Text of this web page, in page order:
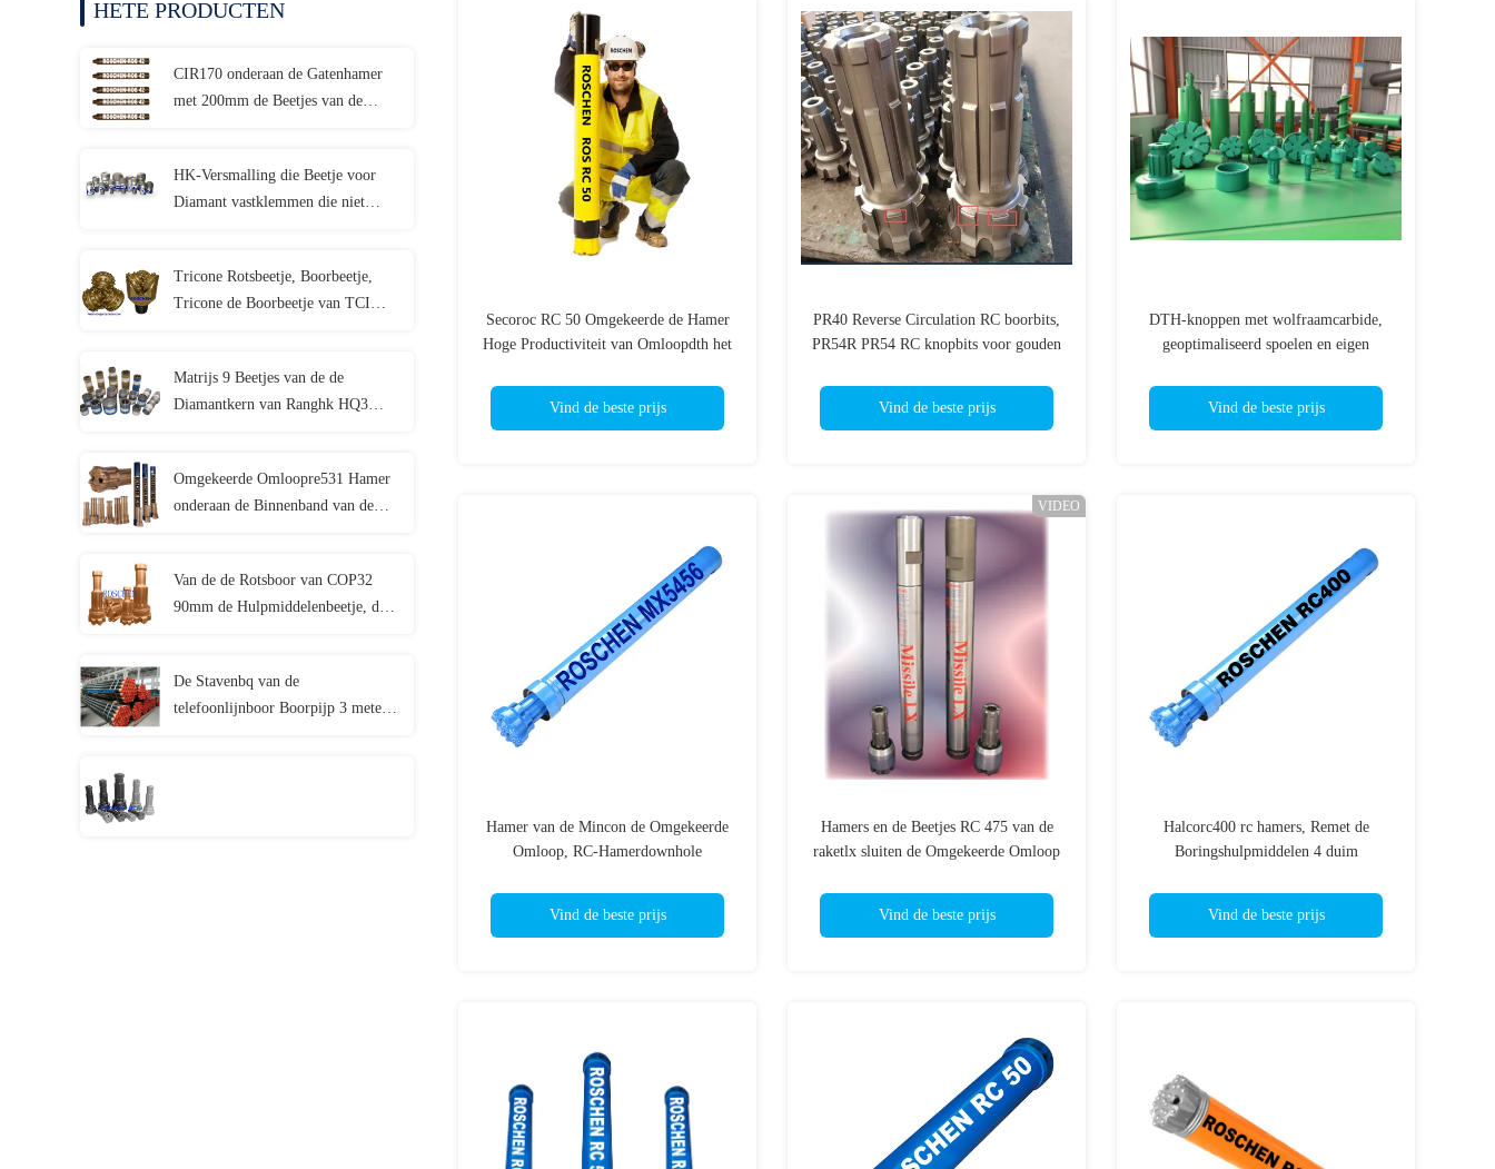
HETE PRODUCTEN
CIR170 onderaan de Gatenhamer
met 200mm de Beetjes van de
HK-Versmalling die Beetje voor
Diamant vastklemmen die niet
Tricone Rotsbeetje, Boorbeetje,
Tricone de Boorbeetje van TCI
Matrijs 9 Beetjes van de de
Diamantkern van Ranghk HQ3
Omgekeerde Omloopre531 Hamer
onderaan de Binnenband van de
Van de de Rotsboor van COP32
90mm de Hulpmiddelenbeetje, de
De Stavenbq van de
telefoonlijnboor Boorpijp 3 meters
Secoroc RC 50 Omgekeerde de Hamer
Hoge Productiviteit van Omloopdth het
Vind de beste prijs
PR40 Reverse Circulation RC boorbits,
PR54R PR54 RC knopbits voor gouden
Vind de beste prijs
DTH-knoppen met wolfraamcarbide,
geoptimaliseerd spoelen en eigen
Vind de beste prijs
Hamer van de Mincon de Omgekeerde
Omloop, RC-Hamerdownhole
Vind de beste prijs
VIDEO
Hamers en de Beetjes RC 475 van de
raketlx sluiten de Omgekeerde Omloop
Vind de beste prijs
Halcorc400 rc hamers, Remet de
Boringshulpmiddelen 4 duim
Vind de beste prijs